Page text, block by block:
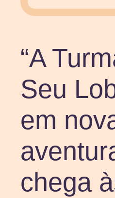
“A
Seu
em
chega